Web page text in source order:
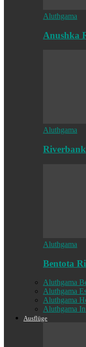
Aluthgama
Anushka
Aluthgama
Aluthgama
Bentota
Aluthgama
Aluthgama
Aluthgama
Aluthgama
Ausflüge